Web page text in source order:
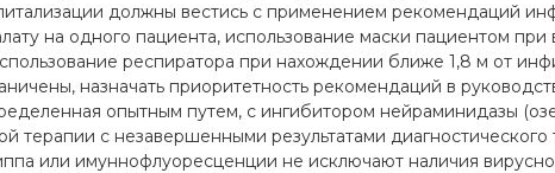
должны вестись с применением рекомендаций
на одного пациента, использование маски пациентом
респиратора при нахождении ближе 1,8 м от
назначать приоритетность рекомендаций в
опытным путем, с ингибитором нейраминидазы
терапии с незавершенными результатами
или имуннофлуоресценции не исключают наличия